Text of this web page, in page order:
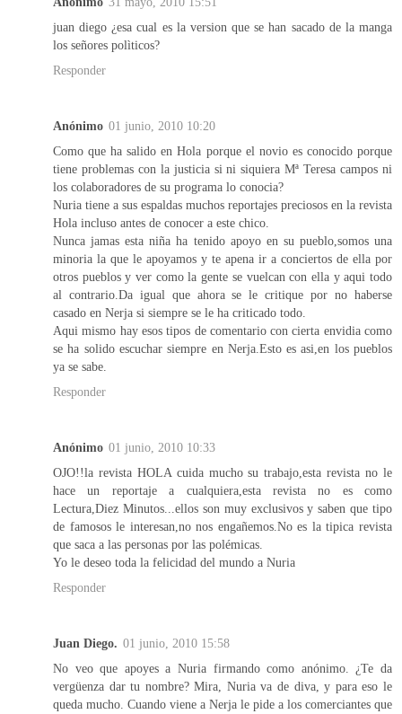
juan diego ¿esa cual es la version que se han sacado de la manga
los señores polìticos?
Responder
Anónimo 01 junio, 2010 10:20
Como que ha salido en Hola porque el novio es conocido porque
tiene problemas con la justicia si ni siquiera Mª Teresa campos ni
los colaboradores de su programa lo conocia?
Nuria tiene a sus espaldas muchos reportajes preciosos en la revista
Hola incluso antes de conocer a este chico.
Nunca jamas esta niña ha tenido apoyo en su pueblo,somos una
minoria la que le apoyamos y te apena ir a conciertos de ella por
otros pueblos y ver como la gente se vuelcan con ella y aqui todo
al contrario.Da igual que ahora se le critique por no haberse
casado en Nerja si siempre se le ha criticado todo.
Aqui mismo hay esos tipos de comentario con cierta envidia como
se ha solido escuchar siempre en Nerja.Esto es asi,en los pueblos
ya se sabe.
Responder
Anónimo 01 junio, 2010 10:33
OJO!!la revista HOLA cuida mucho su trabajo,esta revista no le
hace un reportaje a cualquiera,esta revista no es como
Lectura,Diez Minutos...ellos son muy exclusivos y saben que tipo
de famosos le interesan,no nos engañemos.No es la tipica revista
que saca a las personas por las polémicas.
Yo le deseo toda la felicidad del mundo a Nuria
Responder
Juan Diego. 01 junio, 2010 15:58
No veo que apoyes a Nuria firmando como anónimo. ¿Te da
vergüenza dar tu nombre? Mira, Nuria va de diva, y para eso le
queda mucho. Cuando viene a Nerja le pide a los comerciantes que